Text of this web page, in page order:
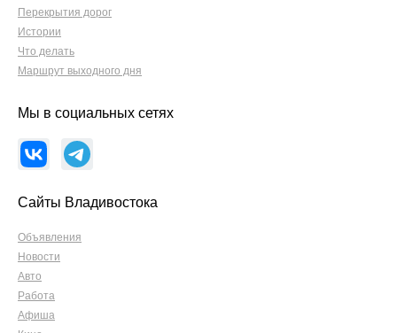
Перекрытия дорог
Истории
Что делать
Маршрут выходного дня
Мы в социальных сетях
Сайты Владивостока
Объявления
Новости
Авто
Работа
Афиша